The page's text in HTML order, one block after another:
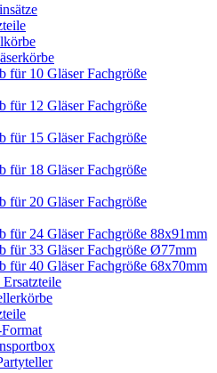
für 10 Gläser Fachgröße
für 12 Gläser Fachgröße
für 15 Gläser Fachgröße
für 18 Gläser Fachgröße
für 20 Gläser Fachgröße
für 24 Gläser Fachgröße 88x91mm
für 33 Gläser Fachgröße Ø77mm
für 40 Gläser Fachgröße 68x70mm